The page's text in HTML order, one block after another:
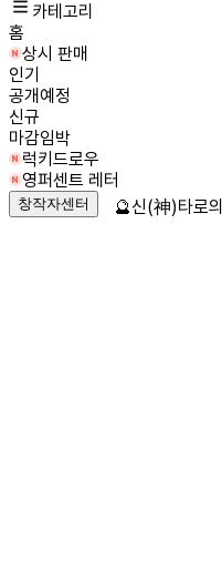
카테고리
홈
상시 판매
인기
공개예정
신규
마감임박
럭키드로우
영퍼센트 레터
창작자센터 🔮신(神)타로